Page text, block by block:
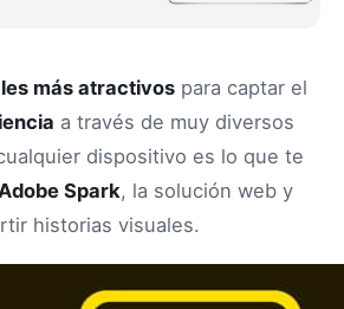
más atractivos para captar el
a través de muy diversos
dispositivo es lo que te
Spark, la solución web y
historias visuales.